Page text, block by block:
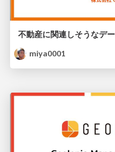
不動産に関連しそうなデ
miya0001